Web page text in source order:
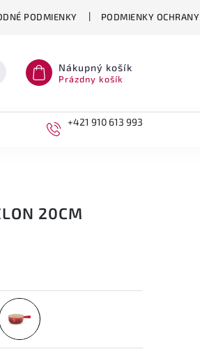
PODMIENKY PODMIENKY
Nákupný košík
Prázdny košík
+421 910 613 993
20CM